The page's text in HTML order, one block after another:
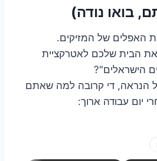
בואו נודה)
האפלים של המזיקים.
הבית שלכם לאטרקציית
הישראלים"?
הנראה, די קרובה למה שאתם
יום עבודה ארוך: